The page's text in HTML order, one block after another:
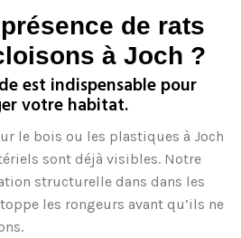
de rats
à Joch ?
est indispensable pour
votre habitat.
le bois ou les plastiques à Joch
sont déjà visibles. Notre
structurelle dans dans les
les rongeurs avant qu’ils ne